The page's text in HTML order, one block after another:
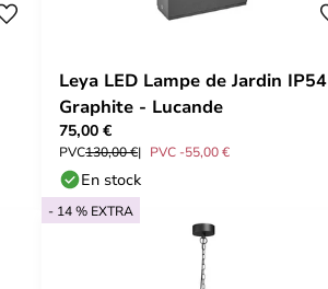
Leya LED Lampe de Jardin IP54
Graphite - Lucande
75,00 €
PVC130,00 € PVC -55,00 €
En stock
- 14 % EXTRA